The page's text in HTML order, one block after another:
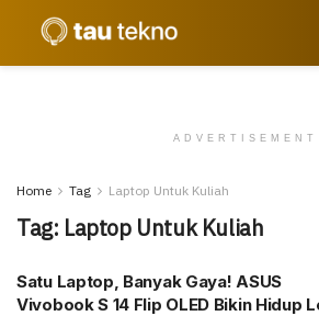
ADVERTISEMENT
Home Tag Laptop Untuk Kuliah
Tag: Laptop Untuk Kuliah
Satu Laptop, Banyak Gaya! ASUS
Vivobook S 14 Flip OLED Bikin Hidup